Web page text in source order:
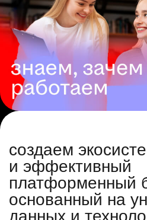
создаем
и эффективный
платформенный
основанный на
данных и